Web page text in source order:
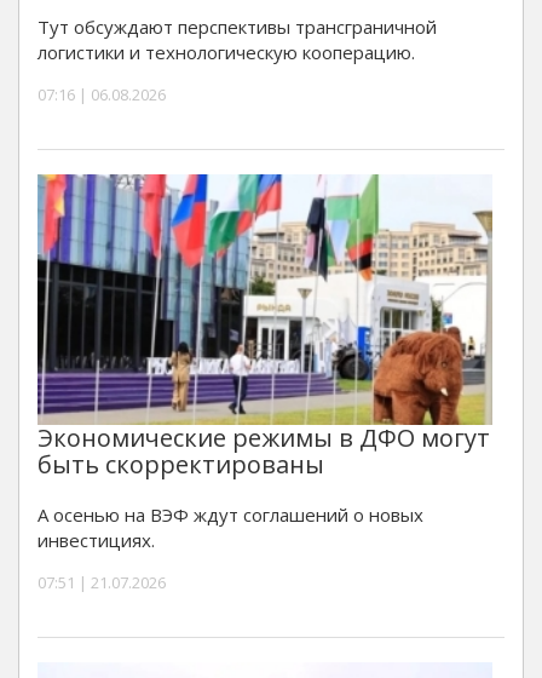
Тут обсуждают перспективы трансграничной
логистики и технологическую кооперацию.
07:16 | 06.08.2026
Экономические режимы в ДФО могут
быть скорректированы
А осенью на ВЭФ ждут соглашений о новых
инвестициях.
07:51 | 21.07.2026